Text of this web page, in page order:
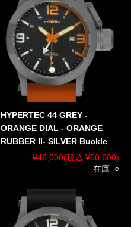
HYPERTEC 44 GREY -
ORANGE DIAL - ORANGE
RUBBER II- SILVER Buckle
¥46,000(税込 ¥50,600)
在庫 ○